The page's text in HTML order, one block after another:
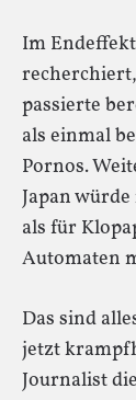
Im
passierte
als einmal
Pornos.
Japan
als für
Automaten
Das sind
jetzt
Journalist